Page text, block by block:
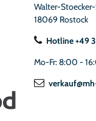
Walter-
18069 Rostock
Hotline +49
Mo-Fr: 8:00 -